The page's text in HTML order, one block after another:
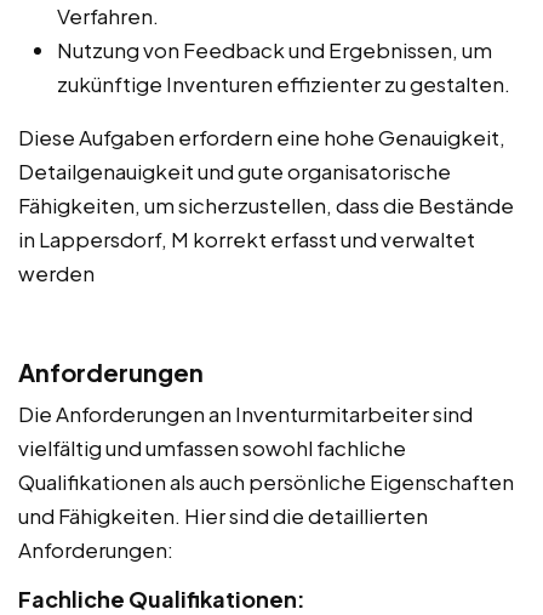
Verfahren.
Nutzung von Feedback und Ergebnissen, um
zukünftige Inventuren effizienter zu gestalten.
Diese Aufgaben erfordern eine hohe Genauigkeit,
Detailgenauigkeit und gute organisatorische
Fähigkeiten, um sicherzustellen, dass die Bestände
in Lappersdorf, M korrekt erfasst und verwaltet
werden
Anforderungen
Die Anforderungen an Inventurmitarbeiter sind
vielfältig und umfassen sowohl fachliche
Qualifikationen als auch persönliche Eigenschaften
und Fähigkeiten. Hier sind die detaillierten
Anforderungen:
Fachliche Qualifikationen: